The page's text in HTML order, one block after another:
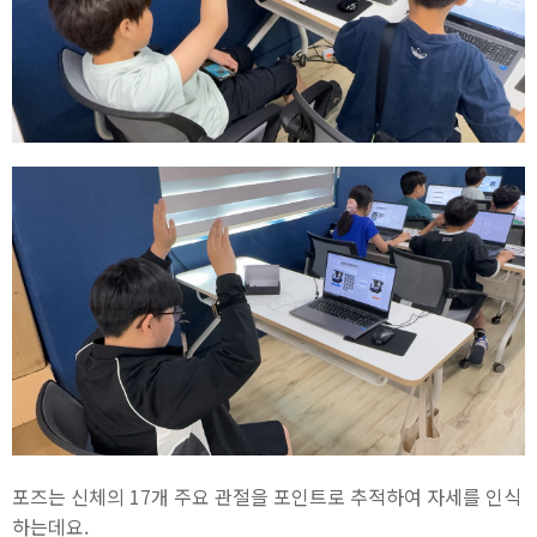
포즈는 신체의 17개 주요 관절을 포인트로 추적하여 자세를 인식
하는데요.